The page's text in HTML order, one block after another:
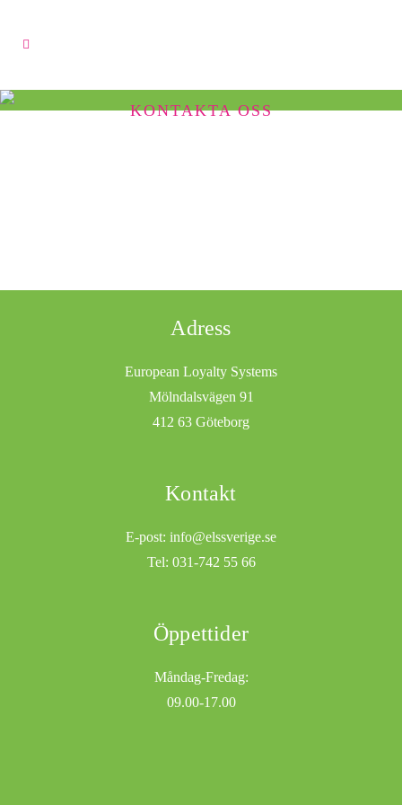
KONTAKTA OSS
Adress
European Loyalty Systems
Mölndalsvägen 91
412 63 Göteborg
Kontakt
E-post: info@elssverige.se
Tel: 031-742 55 66
Öppettider
Måndag-Fredag:
09.00-17.00